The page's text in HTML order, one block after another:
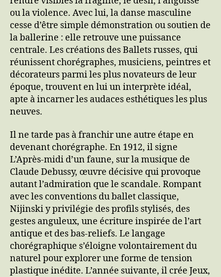
ou la violence. Avec lui, la danse masculine
cesse d’être simple démonstration ou soutien de
la ballerine : elle retrouve une puissance
centrale. Les créations des Ballets russes, qui
réunissent chorégraphes, musiciens, peintres et
décorateurs parmi les plus novateurs de leur
époque, trouvent en lui un interprète idéal,
apte à incarner les audaces esthétiques les plus
neuves.
Il ne tarde pas à franchir une autre étape en
devenant chorégraphe. En 1912, il signe
L’Après-midi d’un faune, sur la musique de
Claude Debussy, œuvre décisive qui provoque
autant l’admiration que le scandale. Rompant
avec les conventions du ballet classique,
Nijinski y privilégie des profils stylisés, des
gestes anguleux, une écriture inspirée de l’art
antique et des bas-reliefs. Le langage
chorégraphique s’éloigne volontairement du
naturel pour explorer une forme de tension
plastique inédite. L’année suivante, il crée Jeux,